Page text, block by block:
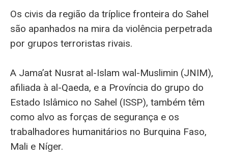
Os civis da região da tríplice fronteira do Sahel
são apanhados na mira da violência perpetrada
por grupos terroristas rivais.
A Jama’at Nusrat al-Islam wal-Muslimin (JNIM),
afiliada à al-Qaeda, e a Província do grupo do
Estado Islâmico no Sahel (ISSP), também têm
como alvo as forças de segurança e os
trabalhadores humanitários no Burquina Faso,
Mali e Níger.